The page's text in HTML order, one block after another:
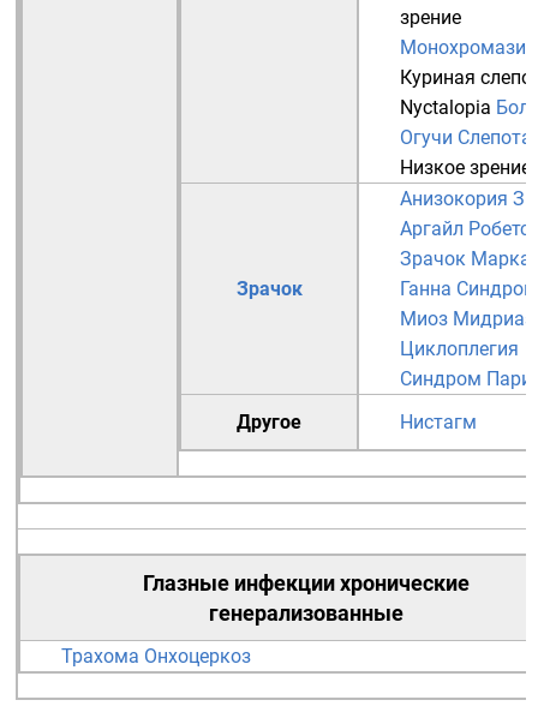
зрение
Монохромазия
Куриная
Nyctalopia
Огучи Слепота
Низкое зрение
Зрачок
Анизокория
Аргайл
Зрачок Марка
Ганна
Миоз Мидриаз
Циклоплегия
Синдром
Другое
Нистагм
Глазные инфекциихронические
генерализованные
Трахома Онхоцеркоз